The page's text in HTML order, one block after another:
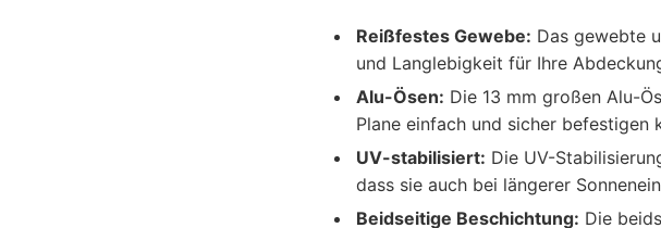
Reißfestes Gewebe: Das gewebte
und Langlebigkeit für Ihre
Alu-Ösen: Die 13 mm großen Alu-
Plane einfach und sicher befestigen
UV-stabilisiert: Die UV-
dass sie auch bei längerer
Beidseitige Beschichtung: Die